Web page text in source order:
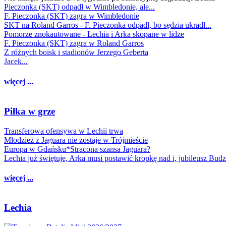
Pieczonka (SKT) odpadł w Wimbledonie, ale...
F. Pieczonka (SKT) zagra w Wimbledonie
SKT na Roland Garros - F. Pieczonka odpadł, bo sędzia ukradł...
Pomorze znokautowane - Lechia i Arka skopane w lidze
F. Pieczonka (SKT) zagra w Roland Garros
Z różnych boisk i stadionów Jerzego Geberta
Jacek...
więcej ...
Piłka w grze
Transferowa ofensywa w Lechii trwa
Młodzież z Jaguara nie zostaje w Trójmieście
Europa w Gdańsku*Stracona szansa Jaguara?
Lechia już świętuje, Arka musi postawić kropkę nad i, jubileusz
więcej ...
Lechia